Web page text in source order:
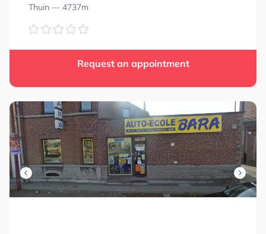
Thuin — 4737m
Request an appointment